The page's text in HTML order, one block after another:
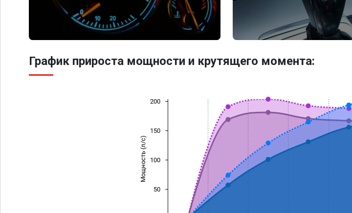
График прироста мощности и крутящего момента:
Мощность (л/с)
50
100
150
200